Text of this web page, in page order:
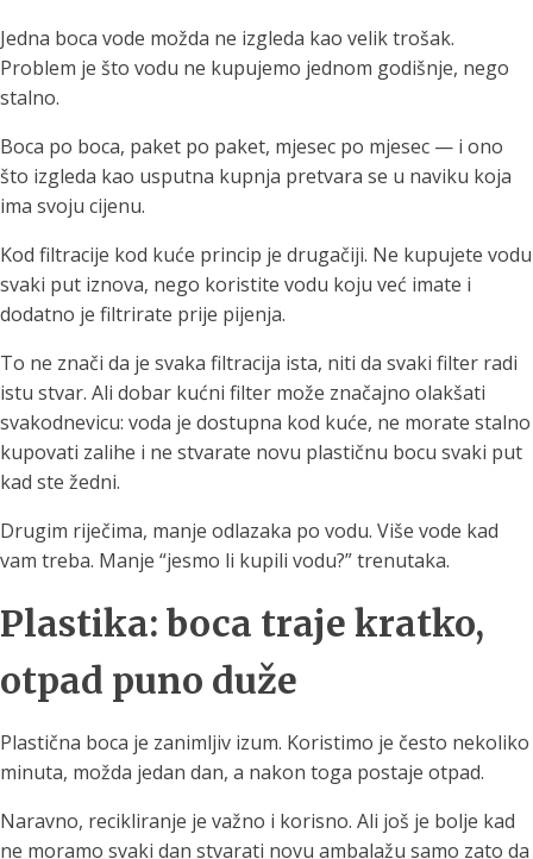
Jedna boca vode možda ne izgleda kao velik trošak.
Problem je što vodu ne kupujemo jednom godišnje, nego
stalno.
Boca po boca, paket po paket, mjesec po mjesec — i ono
što izgleda kao usputna kupnja pretvara se u naviku koja
ima svoju cijenu.
Kod filtracije kod kuće princip je drugačiji. Ne kupujete vodu
svaki put iznova, nego koristite vodu koju već imate i
dodatno je filtrirate prije pijenja.
To ne znači da je svaka filtracija ista, niti da svaki filter radi
istu stvar. Ali dobar kućni filter može značajno olakšati
svakodnevicu: voda je dostupna kod kuće, ne morate stalno
kupovati zalihe i ne stvarate novu plastičnu bocu svaki put
kad ste žedni.
Drugim riječima, manje odlazaka po vodu. Više vode kad
vam treba. Manje “jesmo li kupili vodu?” trenutaka.
Plastika: boca traje kratko,
otpad puno duže
Plastična boca je zanimljiv izum. Koristimo je često nekoliko
minuta, možda jedan dan, a nakon toga postaje otpad.
Naravno, recikliranje je važno i korisno. Ali još je bolje kad
ne moramo svaki dan stvarati novu ambalažu samo zato da